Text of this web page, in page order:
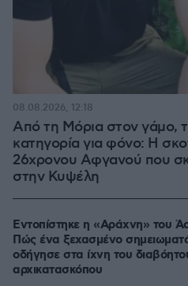
Από τη Μόρια στον γάμο,
κατηγορία για φόνο: Η
26χρονου Αφγανού που
στην Κυψέλη
08.08.2026, 12:18
Εντοπίστηκε η «Αράχνη» του
Πώς ένα ξεχασμένο
οδήγησε στα ίχνη του
αρχικατασκόπου